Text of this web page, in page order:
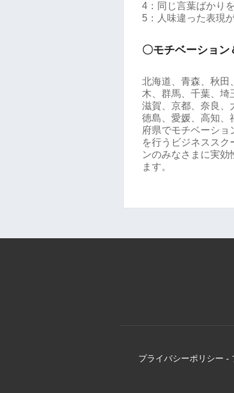
4：同じ言葉ばかり
5：人味違った表現
〇モチベーショ
北海道、青森、秋田
木、群馬、千葉、埼
滋賀、京都、奈良、
徳島、愛媛、高知、
府県でモチベーシ
を行うビジネスス
ンのみなさまに実効
ます。
プライバシーポリシー -